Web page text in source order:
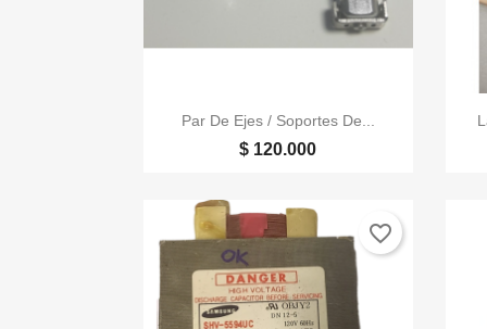
Vista rápida
Par De Ejes / Soportes De...
$ 120.000
favorite_border